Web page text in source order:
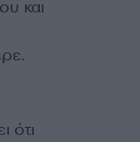
και
ότι